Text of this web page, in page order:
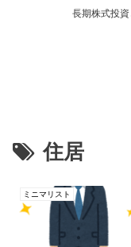
長期株式投
住居
ミニマリスト